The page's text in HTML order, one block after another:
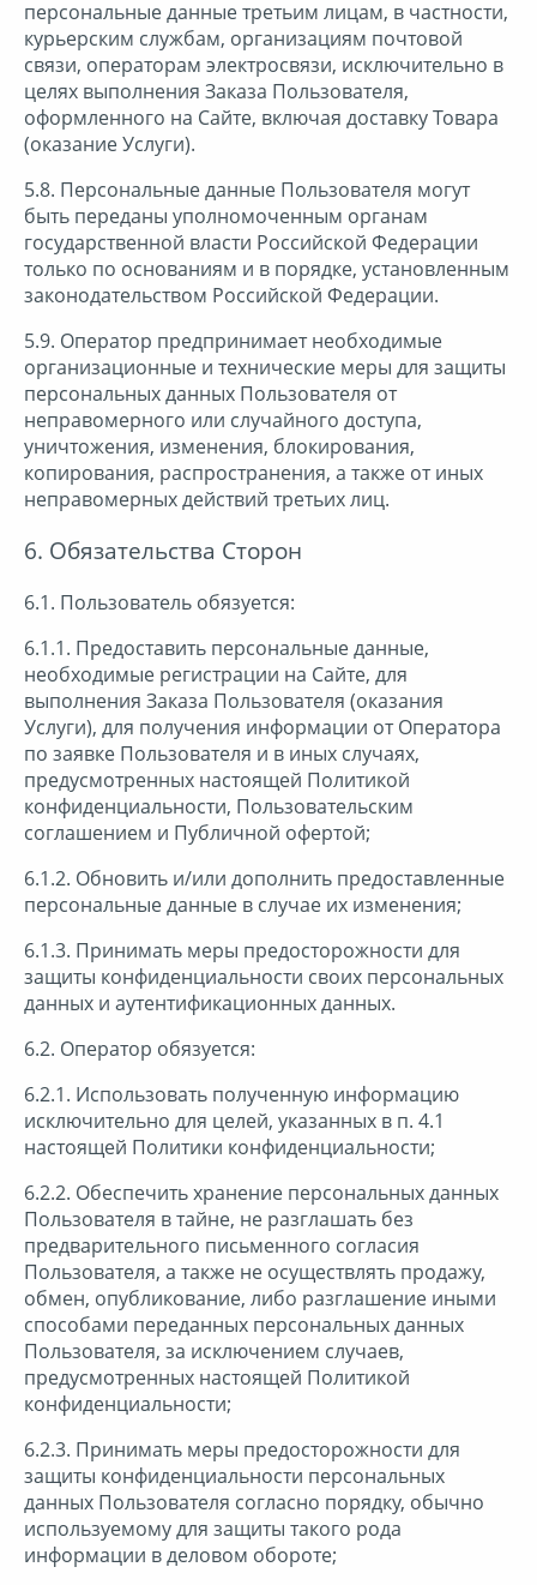
персональные данные третьим лицам, в частности,
курьерским службам, организациям почтовой
связи, операторам электросвязи, исключительно в
целях выполнения Заказа Пользователя,
оформленного на Сайте, включая доставку Товара
(оказание Услуги).
5.8. Персональные данные Пользователя могут
быть переданы уполномоченным органам
государственной власти Российской Федерации
только по основаниям и в порядке, установленным
законодательством Российской Федерации.
5.9. Оператор предпринимает необходимые
организационные и технические меры для защиты
персональных данных Пользователя от
неправомерного или случайного доступа,
уничтожения, изменения, блокирования,
копирования, распространения, а также от иных
неправомерных действий третьих лиц.
6. Обязательства Сторон
6.1. Пользователь обязуется:
6.1.1. Предоставить персональные данные,
необходимые регистрации на Сайте, для
выполнения Заказа Пользователя (оказания
Услуги), для получения информации от Оператора
по заявке Пользователя и в иных случаях,
предусмотренных настоящей Политикой
конфиденциальности, Пользовательским
соглашением и Публичной офертой;
6.1.2. Обновить и/или дополнить предоставленные
персональные данные в случае их изменения;
6.1.3. Принимать меры предосторожности для
защиты конфиденциальности своих персональных
данных и аутентификационных данных.
6.2. Оператор обязуется:
6.2.1. Использовать полученную информацию
исключительно для целей, указанных в п. 4.1
настоящей Политики конфиденциальности;
6.2.2. Обеспечить хранение персональных данных
Пользователя в тайне, не разглашать без
предварительного письменного согласия
Пользователя, а также не осуществлять продажу,
обмен, опубликование, либо разглашение иными
способами переданных персональных данных
Пользователя, за исключением случаев,
предусмотренных настоящей Политикой
конфиденциальности;
6.2.3. Принимать меры предосторожности для
защиты конфиденциальности персональных
данных Пользователя согласно порядку, обычно
используемому для защиты такого рода
информации в деловом обороте;